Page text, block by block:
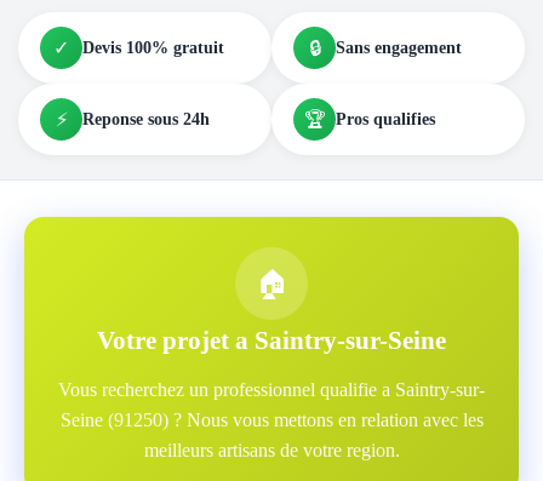
✓ Devis 100% gratuit 🔒 Sans engagement
⚡ Reponse sous 24h 🏆 Pros qualifies
🏠
Votre projet a Saintry-sur-Seine
Vous recherchez un professionnel qualifie a Saintry-sur-
Seine (91250) ? Nous vous mettons en relation avec les
meilleurs artisans de votre region.